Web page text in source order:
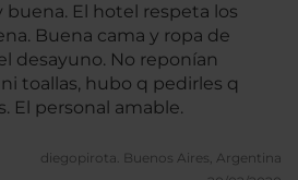
buena. El hotel respeta los
Buena cama y ropa de
desayuno. No reponían
toallas, hubo q pedirles q
El personal amable.
diegopirota. Buenos Aires, Argentina